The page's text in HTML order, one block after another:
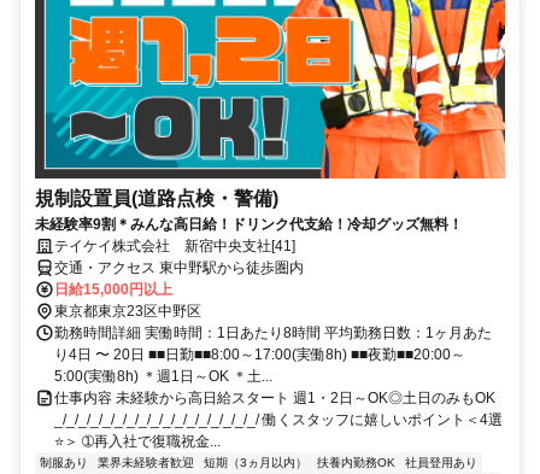
規制設置員(道路点検・警備)
未経験率9割＊みんな高日給！ドリンク代支給！冷却グッズ無料！
テイケイ株式会社 新宿中央支社[41]
交通・アクセス 東中野駅から徒歩圏内
日給15,000円以上
東京都東京23区中野区
勤務時間詳細 実働時間：1日あたり8時間 平均勤務日数：1ヶ月あた
り4日 〜 20日 ■■日勤■■8:00～17:00(実働8h) ■■夜勤■■20:00～
5:00(実働8h) ＊週1日～OK ＊土...
仕事内容 未経験から高日給スタート 週1・2日～OK◎土日のみもOK
_/_/_/_/_/_/_/_/_/_/_/_/_/_/_/_/_/ 働くスタッフに嬉しいポイント＜4選
⭐＞ ➀再入社で復職祝金...
制服あり 業界未経験者歓迎 短期（3ヵ月以内） 扶養内勤務OK
社員登用あり